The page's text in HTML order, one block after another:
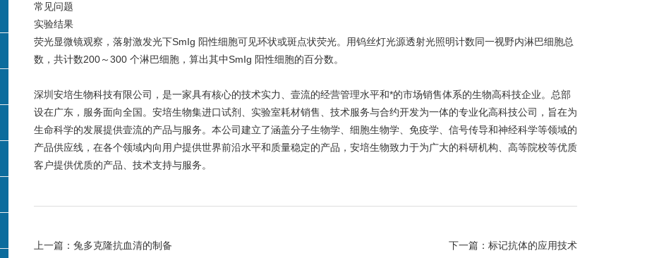
常见问题
实验结果
荧光显微镜观察，落射激发光下SmIg 阳性细胞可见环状或斑点状荧光。用钨丝灯光源透射光照明计数同一视野内淋巴细胞总
数，共计数200～300 个淋巴细胞，算出其中SmIg 阳性细胞的百分数。
深圳安培生物科技有限公司，是一家具有核心的技术实力、壹流的经营管理水平和*的市场销售体系的生物高科技企业。总部
设在广东，服务面向全国。安培生物集进口试剂、实验室耗材销售、技术服务与合约开发为一体的专业化高科技公司，旨在为
生命科学的发展提供壹流的产品与服务。本公司建立了涵盖分子生物学、细胞生物学、免疫学、信号传导和神经科学等领域的
产品供应线，在各个领域内向用户提供世界前沿水平和质量稳定的产品，安培生物致力于为广大的科研机构、高等院校等优质
客户提供优质的产品、技术支持与服务。
下一篇： 标记抗体的应用技术
上一篇： 兔多克隆抗血清的制备